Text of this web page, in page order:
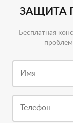
ЗАЩИТА
Бесплатная
Имя
Телефон